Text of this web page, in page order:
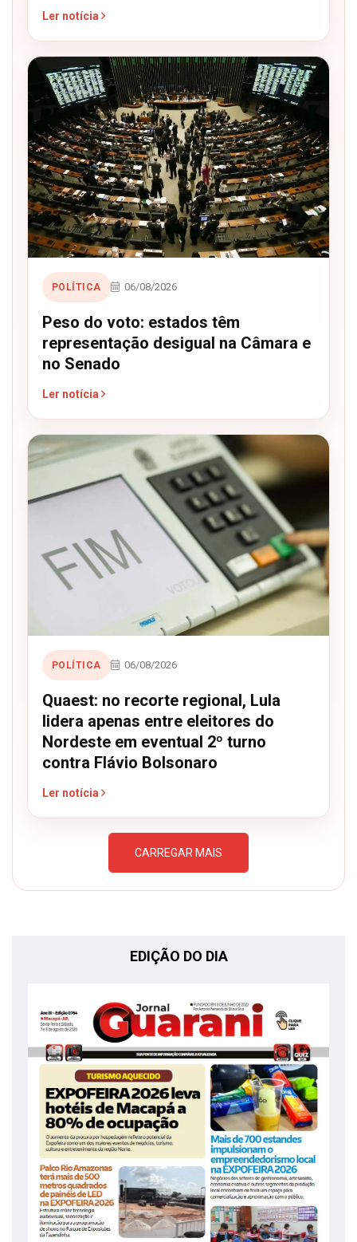
Ler notícia
POLÍTICA 06/08/2026
Peso do voto: estados têm
representação desigual na Câmara e
no Senado
Ler notícia
POLÍTICA 06/08/2026
Quaest: no recorte regional, Lula
lidera apenas entre eleitores do
Nordeste em eventual 2º turno
contra Flávio Bolsonaro
Ler notícia
CARREGAR MAIS
EDIÇÃO DO DIA